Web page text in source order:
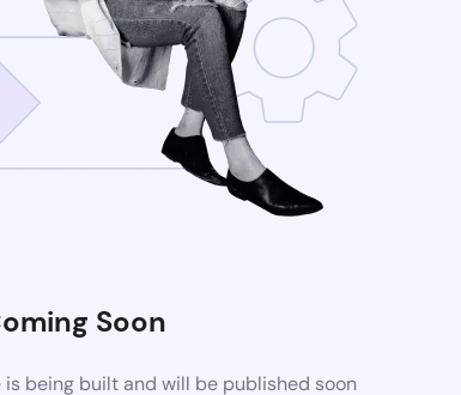
Soon
is being built and will be published soon